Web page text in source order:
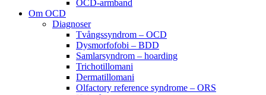
OCD-armband
Om OCD
Diagnoser
Tvångssyndrom – OCD
Dysmorfofobi – BDD
Samlarsyndrom – hoarding
Trichotillomani
Dermatillomani
Olfactory reference syndrome – ORS